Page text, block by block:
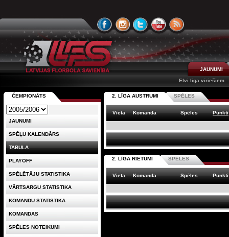
JAUNUMI
Elvi līga vīriešiem
2. LĪGA AUSTRUMI SPĒLES
Vieta Komanda Spēles Punkti
2. LĪGA RIETUMI SPĒLES
Vieta Komanda Spēles Punkti
ČEMPIONĀTS
JAUNUMI
SPĒĻU KALENDĀRS
TABULA
PLAYOFF
SPĒLĒTĀJU STATISTIKA
VĀRTSARGU STATISTIKA
KOMANDU STATISTIKA
KOMANDAS
SPĒLES NOTEIKUMI